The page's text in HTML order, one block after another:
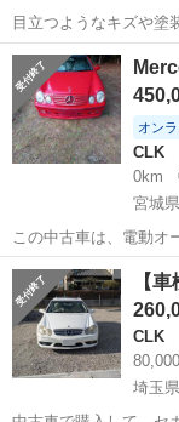
目立つようなキズや塗
と思いますが、気にな
現車確認できない方
現状渡しにつき、ノー
静岡 伊豆の国市
オン
CLK
0km
宮城
この中古車は、電動オ
切れています。雨漏り
格です！日中は昼仕
がエンジンは状態は良
宮城 気仙沼市
【
CLK
埼玉